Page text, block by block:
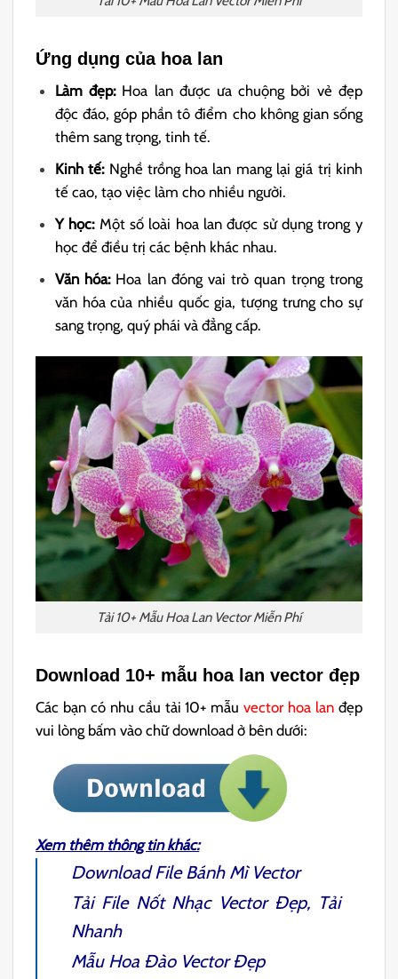
Ứng dụng của hoa lan
Làm đẹp:Hoa lan được ưa chuộng bởi vẻ đẹp
độc đáo, góp phần tô điểm cho không gian sống
thêm sang trọng, tinh tế.
Kinh tế:Nghề trồng hoa lan mang lại giá trị kinh
tế cao, tạo việc làm cho nhiều người.
Y học:Một số loài hoa lan được sử dụng trong y
học để điều trị các bệnh khác nhau.
Văn hóa:Hoa lan đóng vai trò quan trọng trong
văn hóa của nhiều quốc gia, tượng trưng cho sự
sang trọng, quý phái và đẳng cấp.
Tải 10+ Mẫu Hoa Lan Vector Miễn Phí
Download 10+ mẫu hoa lan vector đẹp
Các bạn có nhu cầu tải 10+ mẫuvector hoa lanđẹp
vui lòng bấm vào chữ download ở bên dưới:
Xem thêm thông tin khác:
Download File Bánh Mì Vector
Tải File Nốt Nhạc VectorĐẹp, Tải
Nhanh
Mẫu Hoa Đào VectorĐẹp